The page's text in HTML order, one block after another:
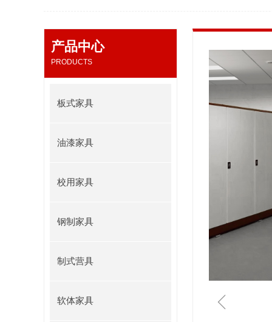
产品中心
PRODUCTS
板式家具
油漆家具
校用家具
钢制家具
制式营具
软体家具 ꁆ